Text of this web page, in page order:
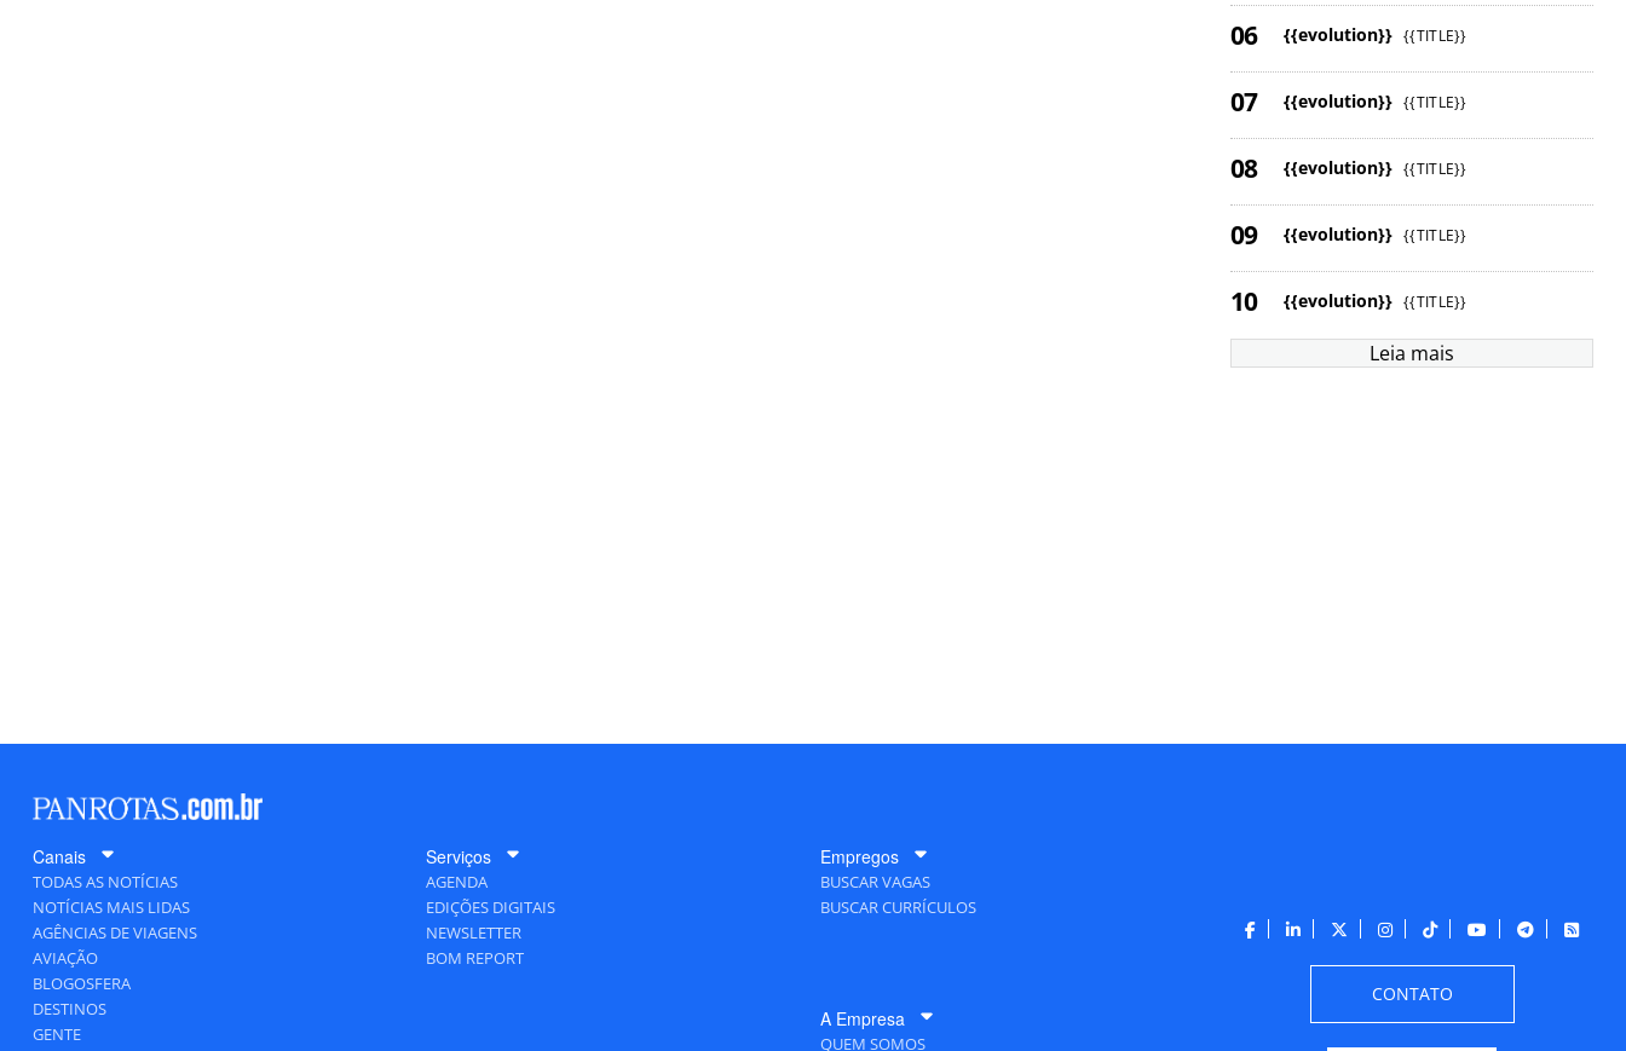
{{evolution}} {{TITLE}}
{{evolution}} {{TITLE}}
{{evolution}} {{TITLE}}
{{evolution}} {{TITLE}}
{{evolution}} {{TITLE}}
Leia mais
Canais
TODAS AS NOTÍCIAS
NOTÍCIAS MAIS LIDAS
AGÊNCIAS DE VIAGENS
AVIAÇÃO
BLOGOSFERA
DESTINOS
GENTE
Serviços
AGENDA
EDIÇÕES DIGITAIS
NEWSLETTER
BOM REPORT
Empregos
BUSCAR VAGAS
BUSCAR CURRÍCULOS
A Empresa
QUEM SOMOS
CONTATO